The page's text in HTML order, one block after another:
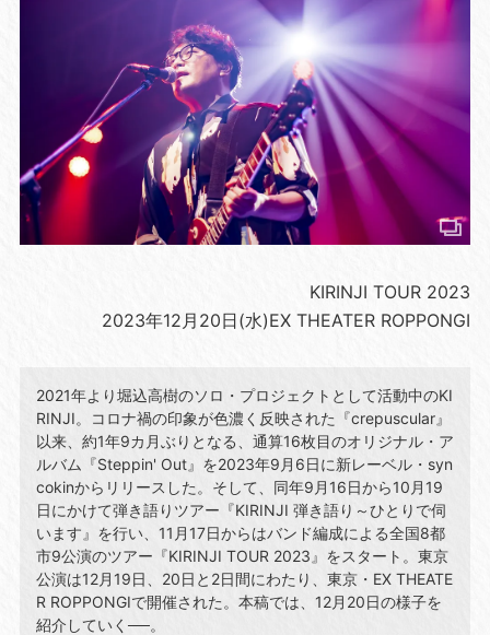
KIRINJI TOUR 2023
2023年12月20日(水)EX THEATER ROPPONGI
2021年より堀込高樹のソロ・プロジェクトとして活動中のKI
RINJI。コロナ禍の印象が色濃く反映された『crepuscular』
以来、約1年9カ月ぶりとなる、通算16枚目のオリジナル・ア
ルバム『Steppin' Out』を2023年9月6日に新レーベル・syn
cokinからリリースした。そして、同年9月16日から10月19
日にかけて弾き語りツアー『KIRINJI 弾き語り～ひとりで伺
います』を行い、11月17日からはバンド編成による全国8都
市9公演のツアー『KIRINJI TOUR 2023』をスタート。東京
公演は12月19日、20日と2日間にわたり、東京・EX THEATE
R ROPPONGIで開催された。本稿では、12月20日の様子を
紹介していく──。